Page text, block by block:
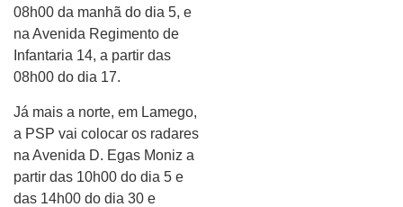
08h00 da manhã do dia 5, e
na Avenida Regimento de
Infantaria 14, a partir das
08h00 do dia 17.
Já mais a norte, em Lamego,
a PSP vai colocar os radares
na Avenida D. Egas Moniz a
partir das 10h00 do dia 5 e
das 14h00 do dia 30 e